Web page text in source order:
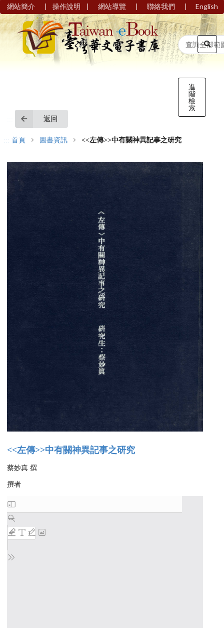
網站簡介 | 操作說明 | 網站導覽 | 聯絡我們 | English
進
階
檢
索
::: 返回
::: 首頁 圖書資訊 <<左傳>>中有關神異記事之研究
<<左傳>>中有關神異記事之研究
蔡妙真 撰
撰者